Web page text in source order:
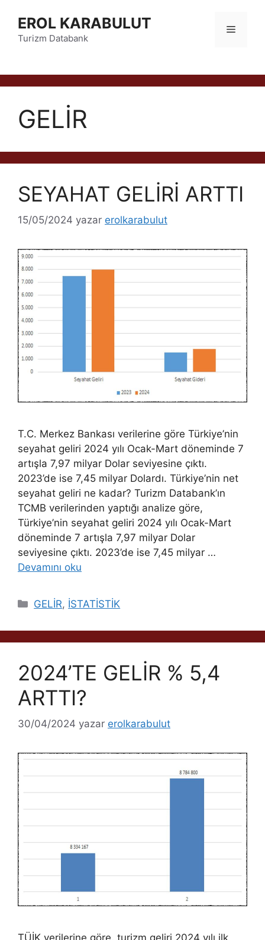
EROL KARABULUT
Turizm Databank
Menü
GELİR
SEYAHAT GELİRİ ARTTI
15/05/2024 yazar erolkarabulut
T.C. Merkez Bankası verilerine göre Türkiye’nin
seyahat geliri 2024 yılı Ocak-Mart döneminde 7
artışla 7,97 milyar Dolar seviyesine çıktı.
2023’de ise 7,45 milyar Dolardı. Türkiye’nin net
seyahat geliri ne kadar? Turizm Databank’ın
TCMB verilerinden yaptığı analize göre,
Türkiye’nin seyahat geliri 2024 yılı Ocak-Mart
döneminde 7 artışla 7,97 milyar Dolar
seviyesine çıktı. 2023’de ise 7,45 milyar …
Devamını oku
Kategoriler
GELİR, İSTATİSTİK
2024’TE GELİR % 5,4
ARTTI?
30/04/2024 yazar erolkarabulut
TÜİK verilerine göre, turizm geliri 2024 yılı ilk